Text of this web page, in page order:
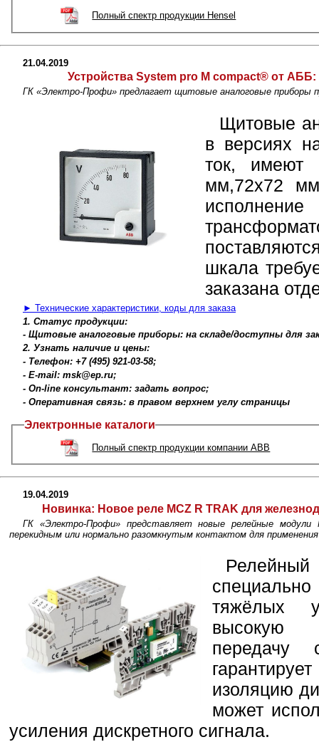
Полный спектр продукции Hensel
21.04.2019
Устройства System pro M compact® от АББ:
ГК «Электро-Профи» предлагает щитовые аналоговые приборы
Щитовые
в версиях
ток, имеют
мм,72x72
шкала
заказана
► Технические характеристики, коды для заказа
1. Статус продукции:
- Щитовые аналоговые приборы: на складе/доступны для
2. Узнать наличие и цены:
- Телефон: +7 (495) 921-03-58;
- E-mail: msk@ep.ru;
- On-line консультант: задать вопрос;
- Оперативная связь: в правом верхнем углу страницы
Электронные каталоги
Полный спектр продукции компании ABB
19.04.2019
Новинка: Новое реле MCZ R TRAK для
ГК «Электро-Профи» представляет новые релейные
перекидным или нормально разомкнутым контактом для применения
тяжёлых
высокую
передачу
изоляцию
может
усиления дискретного сигнала.